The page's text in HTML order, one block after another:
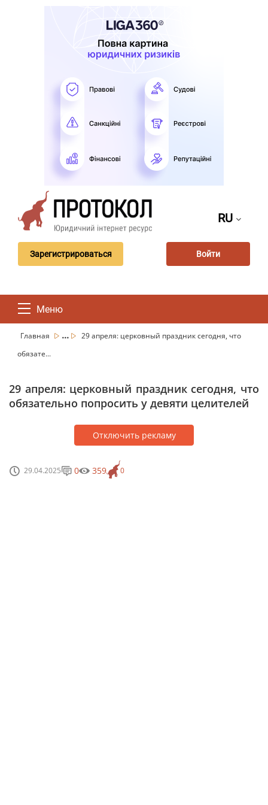
RU
Зарегистрироваться Войти
Меню
Главная ...
29 апреля: церковный праздник сегодня, что
обязате...
29 апреля: церковный праздник сегодня, что
обязательно попросить у девяти целителей
Отключить рекламу
29.04.2025 0
0 359